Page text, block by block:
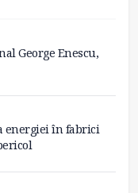
George Enescu,
energiei în fabrici